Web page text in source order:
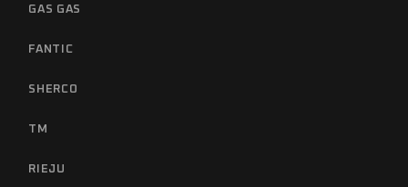
GAS GAS
FANTIC
SHERCO
TM
RIEJU